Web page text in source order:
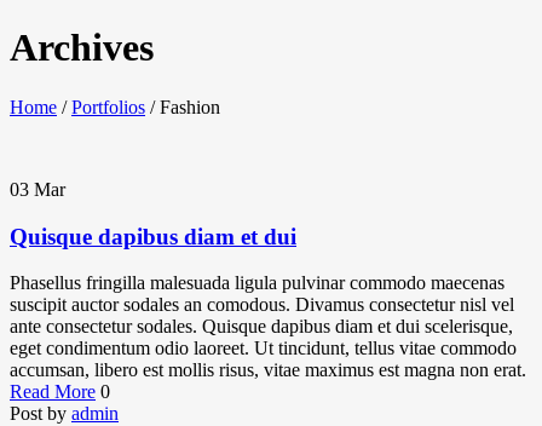
Archives
Home / Portfolios / Fashion
03 Mar
Quisque dapibus diam et dui
Phasellus fringilla malesuada ligula pulvinar commodo maecenas
suscipit auctor sodales an comodous. Divamus consectetur nisl vel
ante consectetur sodales. Quisque dapibus diam et dui scelerisque,
eget condimentum odio laoreet. Ut tincidunt, tellus vitae commodo
accumsan, libero est mollis risus, vitae maximus est magna non erat.
Read More 0
Post by admin